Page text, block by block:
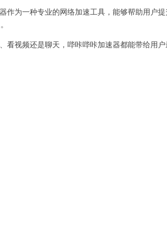
为一种专业的网络加速工具，能够帮助用户
视频还是聊天，哔咔哔咔加速器都能带给用户